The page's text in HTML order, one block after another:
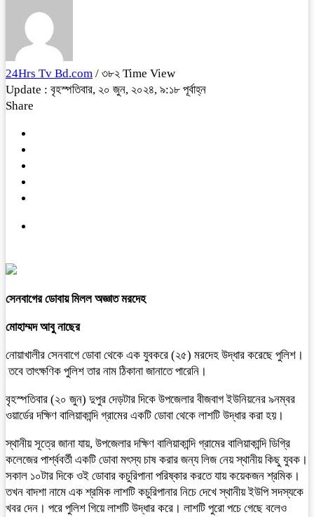
24Hrs Tv Bd.com / ৩৮২ Time View
Update : বৃহস্পতিবার, ২০ জুন, ২০২৪, ৯:১৮ পূর্বাহ্ন
Share
সেনবাগের ডোবায় মিলল অজ্ঞাত মরদেহ
মোহাম্মদ আবু নাছের
নোয়াখালীর সেনবাগে ডোবা থেকে এক যুবকরে (২৫) মরদেহ উদ্ধার করেছে পুলিশ।
তবে তাৎক্ষণিক পুলিশ তার নাম ঠিকানা জানাতে পারেনি।
বৃহস্পতিবার (২০ জুন) দুপুর দেড়টার দিকে উপজেলার বীজবাগ ইউনিয়নের ৯নম্বর
ওয়ার্ডের দক্ষিণ বালিয়াকান্দি গ্রামের একটি ডোবা থেকে লাশটি উদ্ধার করা হয়।
স্থানীয় সূত্রে জানা যায়, উপজেলার দক্ষিণ বালিয়াকান্দি গ্রামের বালিয়াকান্দি ডিগ্রি
কলেজের পার্শ্ববর্তী একটি ডোবা মৎস্য চাষ করার জন্য লিজ নেয় স্থানীয় কিছু যুবক।
সকাল ১০টার দিকে ওই ডোবার কচুরিপানা পরিষ্কার করতে যায় কয়েকজন শ্রমিক।
তখন বাদশা নামে এক শ্রমিক লাশটি কচুরিপানার নিচে দেখে স্থানীয় ইউপি সদস্যকে
খবর দেন। পরে পুলিশ গিয়ে লাশটি উদ্ধার করে। লাশটি পুরো পচে গেছে বলেও